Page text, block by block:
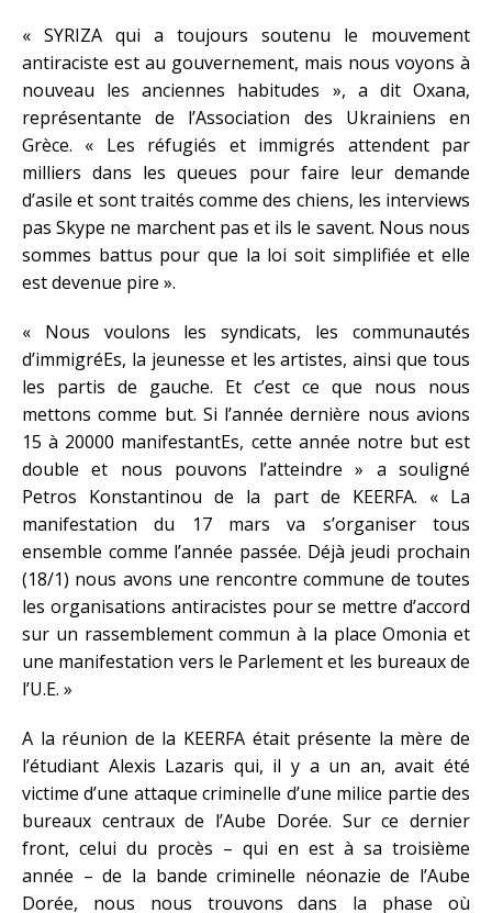
« SYRIZA qui a toujours soutenu le mouvement
antiraciste est au gouvernement, mais nous voyons à
nouveau les anciennes habitudes », a dit Oxana,
représentante de l’Association des Ukrainiens en
Grèce. « Les réfugiés et immigrés attendent par
milliers dans les queues pour faire leur demande
d’asile et sont traités comme des chiens, les interviews
pas Skype ne marchent pas et ils le savent. Nous nous
sommes battus pour que la loi soit simplifiée et elle
est devenue pire ».
« Nous voulons les syndicats, les communautés
d’immigréEs, la jeunesse et les artistes, ainsi que tous
les partis de gauche. Et c’est ce que nous nous
mettons comme but. Si l’année dernière nous avions
15 à 20000 manifestantEs, cette année notre but est
double et nous pouvons l’atteindre » a souligné
Petros Konstantinou de la part de KEERFA. « La
manifestation du 17 mars va s’organiser tous
ensemble comme l’année passée. Déjà jeudi prochain
(18/1) nous avons une rencontre commune de toutes
les organisations antiracistes pour se mettre d’accord
sur un rassemblement commun à la place Omonia et
une manifestation vers le Parlement et les bureaux de
l’U.E. »
A la réunion de la KEERFA était présente la mère de
l’étudiant Alexis Lazaris qui, il y a un an, avait été
victime d’une attaque criminelle d’une milice partie des
bureaux centraux de l’Aube Dorée. Sur ce dernier
front, celui du procès – qui en est à sa troisième
année – de la bande criminelle néonazie de l’Aube
Dorée, nous nous trouvons dans la phase où